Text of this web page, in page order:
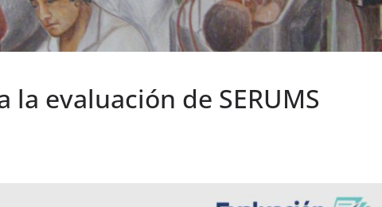
la evaluación de SERUMS